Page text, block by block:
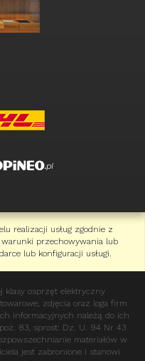
realizacji usług zgodnie z
warunki przechowywania lub
lub konfiguracji usługi.
klasy osprzęt elektryczny
zdjęcia oraz loga firm
informacyjnych należą do ich
83, sprost: Dz. U. 94 Nr 43
materiałów w
jest zabronione i stanowi